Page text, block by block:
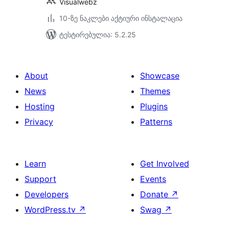
Visualwebz
10-ზე ნაკლები აქტიური ინსტალაცია
ტესტირებულია: 5.2.25
About
News
Hosting
Privacy
Showcase
Themes
Plugins
Patterns
Learn
Support
Developers
WordPress.tv ↗
Get Involved
Events
Donate ↗
Swag ↗